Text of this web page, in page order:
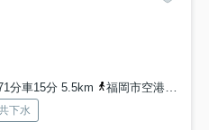
分車15分 5.5km
福岡市空港線「西新」駅 徒歩95分車29分 10.9km
下水